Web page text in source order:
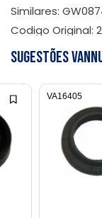
Similares:
Codigo Original:
Sugestões
VA16405